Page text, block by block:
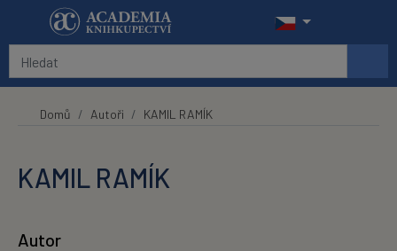
Přeskočit na hlavní obsah
Domů Autoři KAMIL RAMÍK
KAMIL RAMÍK
Autor